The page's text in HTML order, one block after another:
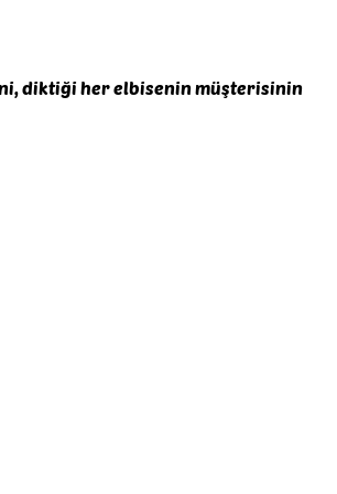
diktiği her elbisenin müşterisinin